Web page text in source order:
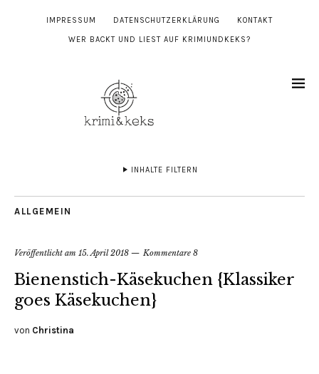
IMPRESSUM DATENSCHUTZERKLÄRUNG KONTAKT
WER BACKT UND LIEST AUF KRIMIUNDKEKS?
INHALTE FILTERN
ALLGEMEIN
Veröffentlicht am 15. April 2018 Kommentare 8
Bienenstich-Käsekuchen {Klassiker
goes Käsekuchen}
von Christina